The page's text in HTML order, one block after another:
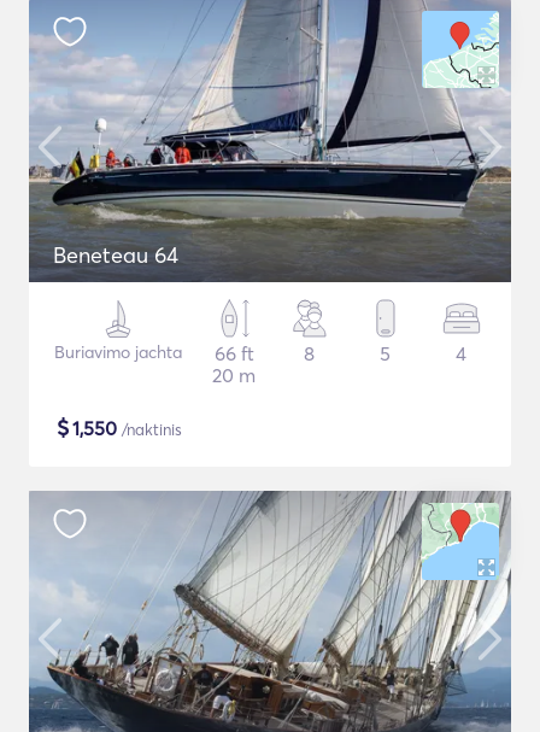
Beneteau 64
Buriavimo jachta
66 ft
20 m
8 5 4
$1,550 /naktinis